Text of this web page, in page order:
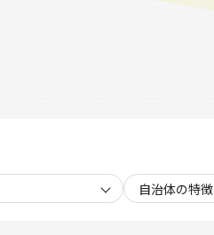
自治体の特徴